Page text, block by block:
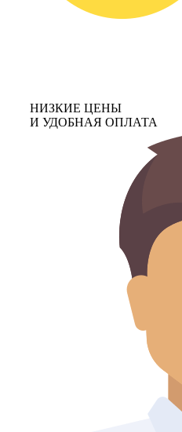
НИЗКИЕ ЦЕНЫ
И УДОБНАЯ ОПЛАТА